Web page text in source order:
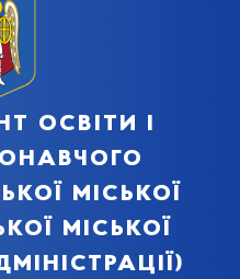
освіти і
міської
міської